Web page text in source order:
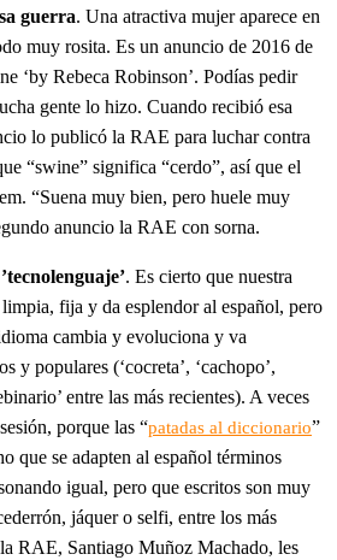
guerra. Una atractiva mujer aparece en
muy rosita. Es un anuncio de 2016 de
‘by Rebeca Robinson’. Podías pedir
gente lo hizo. Cuando recibió esa
lo publicó la RAE para luchar contra
“swine” significa “cerdo”, así que el
“Suena muy bien, pero huele muy
anuncio la RAE con sorna.
. Es cierto que nuestra
fija y da esplendor al español, pero
cambia y evoluciona y va
y populares (‘cocreta’, ‘cachopo’,
entre las más recientes). A veces
porque las “patadas al diccionario”
que se adapten al español términos
igual, pero que escritos son muy
jáquer o selfi, entre los más
RAE, Santiago Muñoz Machado, les